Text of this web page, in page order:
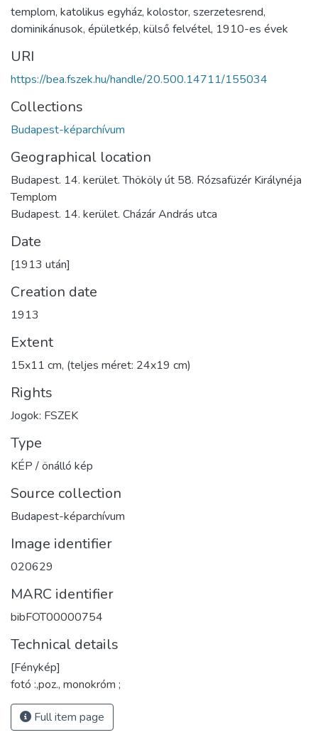
templom, katolikus egyház, kolostor, szerzetesrend,
dominikánusok, épületkép, külső felvétel, 1910-es évek
URI
https://bea.fszek.hu/handle/20.500.14711/155034
Collections
Budapest-képarchívum
Geographical location
Budapest. 14. kerület. Thököly út 58. Rózsafüzér Királynéja
Templom
Budapest. 14. kerület. Cházár András utca
Date
[1913 után]
Creation date
1913
Extent
15x11 cm, (teljes méret: 24x19 cm)
Rights
Jogok: FSZEK
Type
KÉP / önálló kép
Source collection
Budapest-képarchívum
Image identifier
020629
MARC identifier
bibFOT00000754
Technical details
[Fénykép]
fotó :,poz., monokróm ;
Full item page